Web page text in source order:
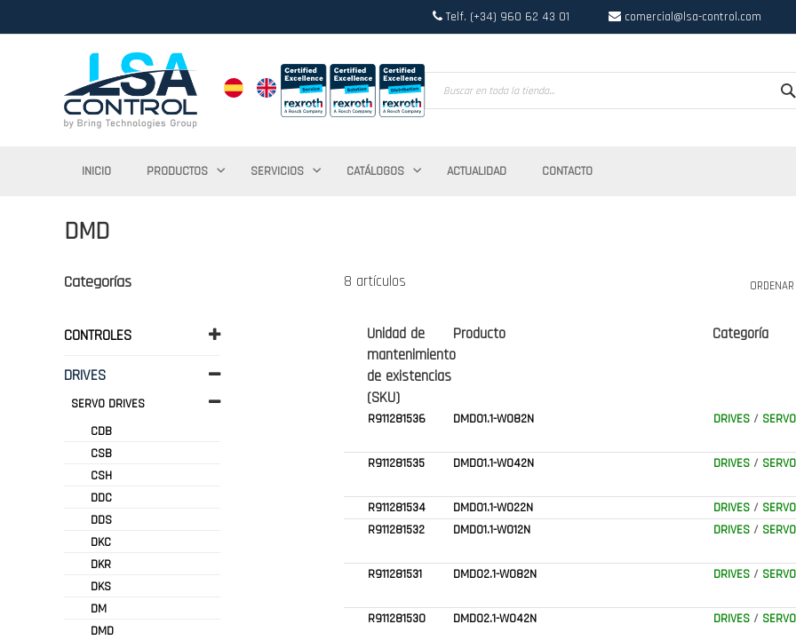
Telf. (+34) 960 62 43 01 comercial@lsa-control.com
INICIO PRODUCTOS SERVICIOS CATÁLOGOS ACTUALIDAD CONTACTO
DMD
8 artículos
Unidad de
mantenimiento
de existencias
(SKU)
Producto Categoría
R911281536 DMD01.1-W082N DRIVES/
R911281535 DMD01.1-W042N DRIVES/
R911281534 DMD01.1-W022N DRIVES/
R911281532
DMD01.1-W012N DRIVES/
R911281531 DMD02.1-W082N DRIVES/
R911281530 DMD02.1-W042N DRIVES/
Categorías
CONTROLES
DRIVES
SERVO DRIVES
CDB
CSB
CSH
DDC
DDS
DKC
DKR
DKS
DM
DMD